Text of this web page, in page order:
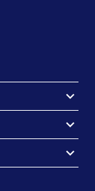
keyboard_arrow_down
keyboard_arrow_down
keyboard_arrow_down